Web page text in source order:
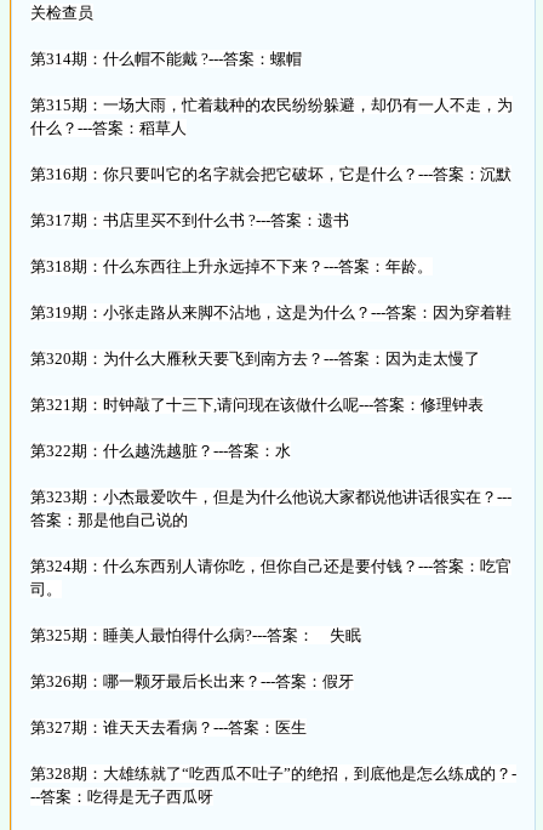
关检查员
第314期：什么帽不能戴 ?---答案：螺帽
第315期：一场大雨，忙着栽种的农民纷纷躲避，却仍有一人不走，为
什么？---答案：稻草人
第316期：你只要叫它的名字就会把它破坏，它是什么？---答案：沉默
第317期：书店里买不到什么书 ?---答案：遗书
第318期：什么东西往上升永远掉不下来？---答案：年龄。
第319期：小张走路从来脚不沾地，这是为什么？---答案：因为穿着鞋
第320期：为什么大雁秋天要飞到南方去？---答案：因为走太慢了
第321期：时钟敲了十三下,请问现在该做什么呢---答案：修理钟表
第322期：什么越洗越脏？---答案：水
第323期：小杰最爱吹牛，但是为什么他说大家都说他讲话很实在？---
答案：那是他自己说的
第324期：什么东西别人请你吃，但你自己还是要付钱？---答案：吃官
司。
第325期：睡美人最怕得什么病?---答案： 失眠
第326期：哪一颗牙最后长出来？---答案：假牙
第327期：谁天天去看病？---答案：医生
第328期：大雄练就了“吃西瓜不吐子”的绝招，到底他是怎么练成的？-
--答案：吃得是无子西瓜呀